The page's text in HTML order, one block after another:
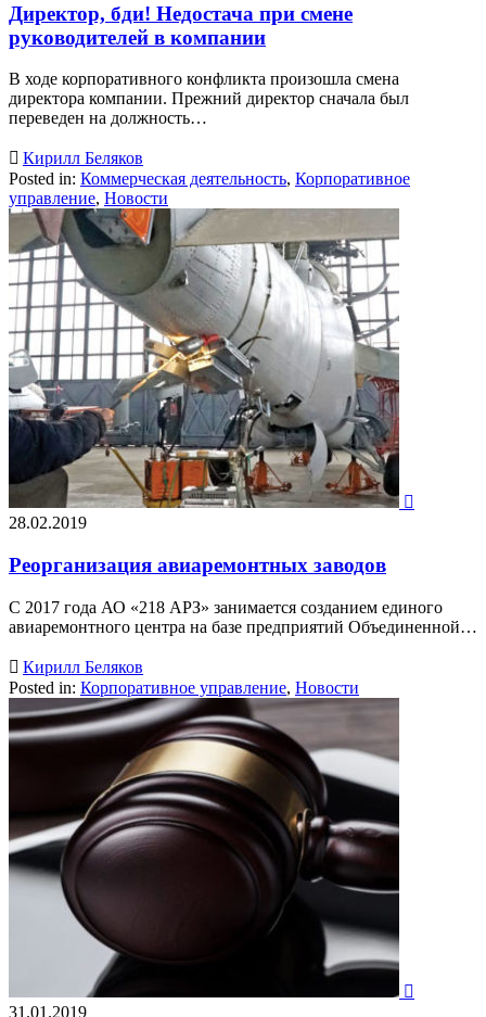
Директор, бди! Недостача при смене
руководителей в компании
В ходе корпоративного конфликта произошла смена
директора компании. Прежний директор сначала был
переведен на должность…
 Кирилл Беляков
Posted in: Коммерческая деятельность, Корпоративное
управление, Новости

28.02.2019
Реорганизация авиаремонтных заводов
С 2017 года АО «218 АРЗ» занимается созданием единого
авиаремонтного центра на базе предприятий Объединенной…
 Кирилл Беляков
Posted in: Корпоративное управление, Новости

31.01.2019